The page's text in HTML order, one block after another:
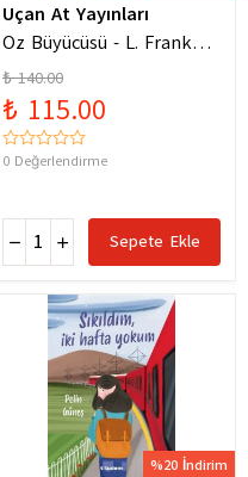
Uçan At Yayınları
Oz Büyücüsü - L. Frank
Baum
₺ 140.00
₺ 115.00
0 Değerlendirme
Sepete Ekle
%20 İndirim